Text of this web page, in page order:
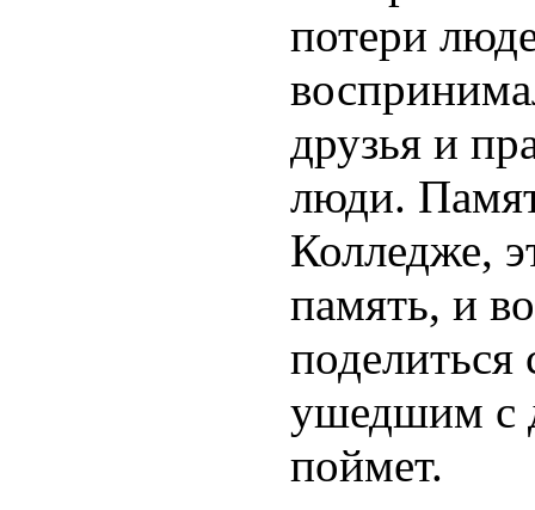
потери
друзья и
люди.
Колледже,
память, и
ушедшим с
поймет.